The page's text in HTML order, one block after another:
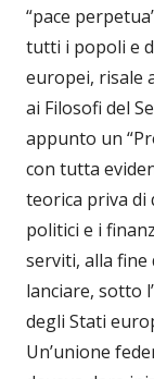
“pace
tutti i popoli e
europei, risale
ai Filosofi del
appunto un
con tutta
teorica priva di
politici e i
serviti, alla
lanciare, sotto
degli Stati
Un’unione